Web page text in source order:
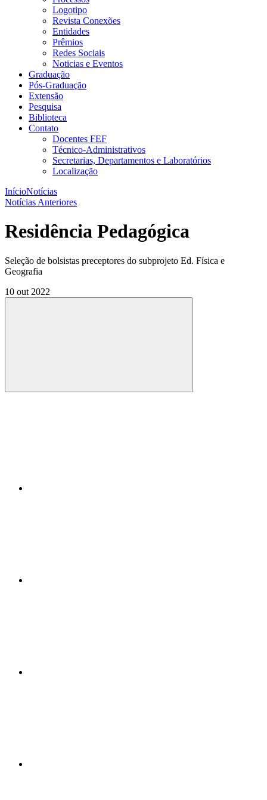
Logotipo
Revista Conexões
Entidades
Prêmios
Redes Sociais
Noticias e Eventos
Graduação
Pós-Graduação
Extensão
Pesquisa
Biblioteca
Contato
Docentes FEF
Técnico-Administrativos
Secretarias, Departamentos e Laboratórios
Localização
InícioNotícias
Notícias Anteriores
Residência Pedagógica
Seleção de bolsistas preceptores do subprojeto Ed. Física e
Geografia
10 out 2022
Compartilhar